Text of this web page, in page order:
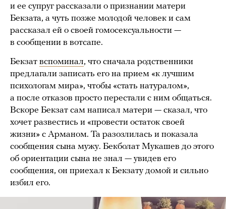
и ее супруг рассказали о признании матери
Бекзата, а чуть позже молодой человек и сам
рассказал ей о своей гомосексуальности —
в сообщении в вотсапе.
Бекзат вспоминал, что сначала родственники
предлагали записать его на прием «к лучшим
психологам мира», чтобы «стать натуралом»,
а после отказов просто перестали с ним общаться.
Вскоре Бекзат сам написал матери — сказал, что
хочет развестись и «провести остаток своей
жизни» с Арманом. Та разозлилась и показала
сообщения сына мужу. Бекболат Мукашев до этого
об ориентации сына не знал — увидев его
сообщения, он приехал к Бекзату домой и сильно
избил его.